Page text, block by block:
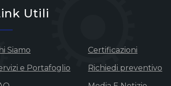
Utili
Siamo
Certificazioni
e Portafoglio
Richiedi preventivo